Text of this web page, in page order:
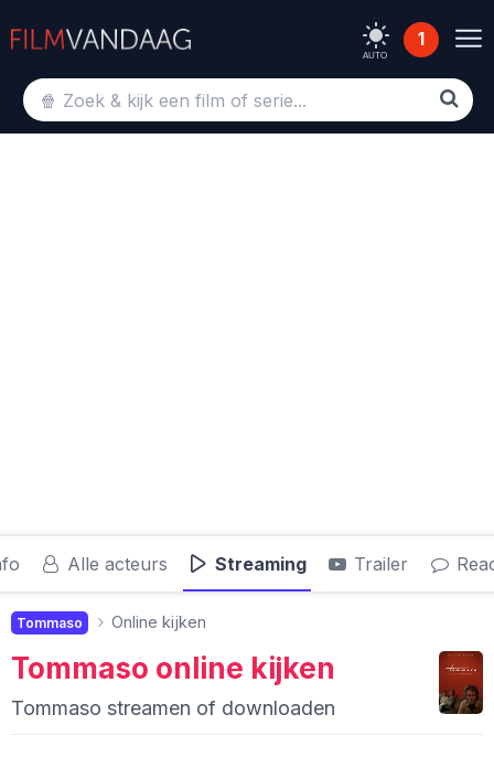
AUTO
1
Alle acteurs Streaming Trailer
Tommaso Online kijken
Tommaso online kijken
Tommaso streamen of downloaden